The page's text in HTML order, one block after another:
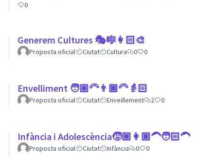
0
Generem Cultures 🎭🎼👩🏻‍🎨
Proposta oficial Ciutat Cultura 0 0
Envelliment 🧑🏽‍🦳👨🏿‍🦳👵🏻
Proposta oficial Ciutat Enveillement 2 0
Infància i Adolescència🧒🏼👩🏽‍🦱🧑🏻‍🦱
Proposta oficial Ciutat Infància 0 0